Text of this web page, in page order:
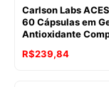
Carlson Labs
60 Cápsulas em
Antioxidante
R$239,84